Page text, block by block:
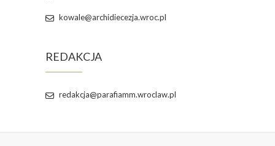
kowale@archidiecezja.wroc.pl
REDAKCJA
redakcja@parafiamm.wroclaw.pl